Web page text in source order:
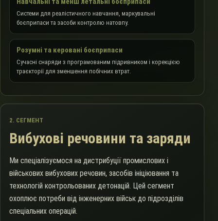
Системи для реалістичного навчання, маркувальні
боєприпаси та засоби контролю натовпу.
Розумні та керовані боєприпаси
Сучасні снаряди з програмованим підривником і корекцією
траєкторії для зменшення побічних втрат.
2. СЕГМЕНТ
Вибухові речовини та заряди
Ми спеціалізуємося на дистрибуції промислових і
військових вибухових речовин, засобів ініціювання та
технологій контрольованих детонацій. Цей сегмент
охоплює потреби від інженерних військ до підрозділів
спеціальних операцій.